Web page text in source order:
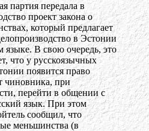
партия передала в
проект закона о
который предлагает
в Эстонии
языке. В свою очередь, это
что у русскоязычных
появится право
чиновника, при
перейти в общении с
язык. При этом
сообщил, что
меньшинства (в